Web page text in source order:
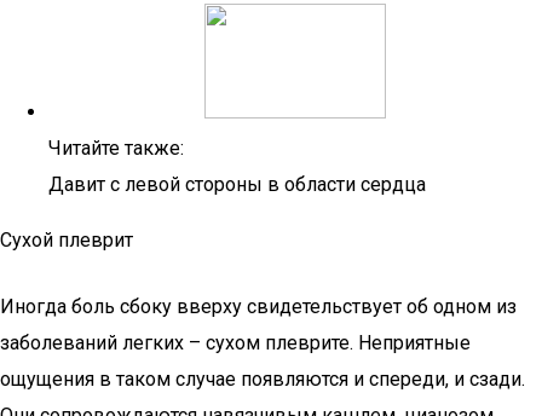
Читайте также:
Давит с левой стороны в области сердца
Сухой плеврит
Иногда боль сбоку вверху свидетельствует об одном из
заболеваний легких – сухом плеврите. Неприятные
ощущения в таком случае появляются и спереди, и сзади.